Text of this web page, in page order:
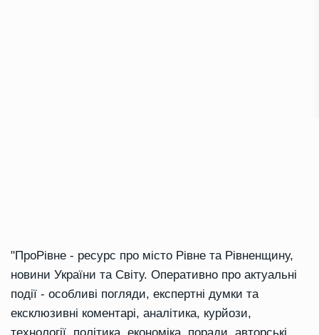
"ПроРівне - ресурс про місто Рівне та Рівненщину,
новини України та Світу. Оперативно про актуальні
події - особливі погляди, експертні думки та
ексклюзивні коментарі, аналітика, курйози,